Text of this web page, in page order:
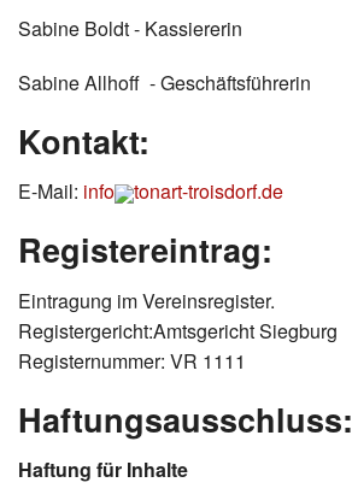
Sabine Boldt - Kassiererin
Sabine Allhoff - Geschäftsführerin
Kontakt:
E-Mail: info tonart-troisdorf.de
Registereintrag:
Eintragung im Vereinsregister.
Registergericht:Amtsgericht Siegburg
Registernummer: VR 1111
Haftungsausschluss:
Haftung für Inhalte